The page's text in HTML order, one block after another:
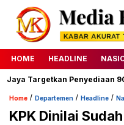
HOME HEADLINE
Targetkan Penyediaan 900
Home / Departemen / Headline /
KPK Dinilai